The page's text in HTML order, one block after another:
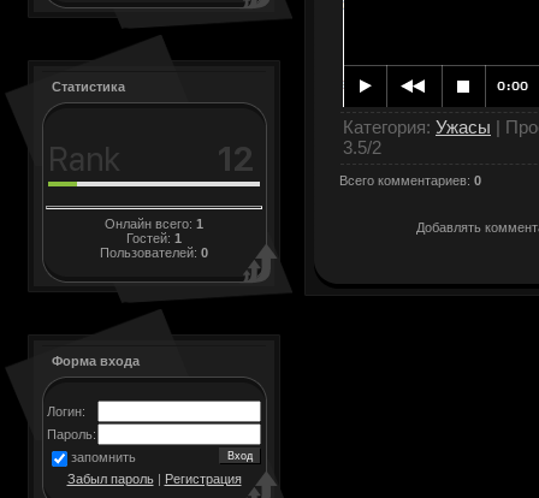
Статистика
Онлайн всего: 1
Гостей: 1
Пользователей: 0
Форма входа
Логин:
Пароль:
запомнить
Забыл пароль| Регистрация
Категория: Ужасы |
3.5/2
Всего комментариев: 0
Добавлять